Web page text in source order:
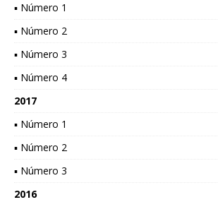
▪ Número 1
▪ Número 2
▪ Número 3
▪ Número 4
2017
▪ Número 1
▪ Número 2
▪ Número 3
2016